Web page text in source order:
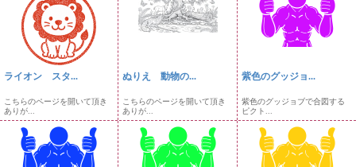
ライオン スタ...
こちらのページを開いて頂き
ありが...
ぬりえ 動物の...
こちらのページを開いて頂き
ありが...
紫色のグッジョ...
紫色のグッジョブで合図する
ピクト...